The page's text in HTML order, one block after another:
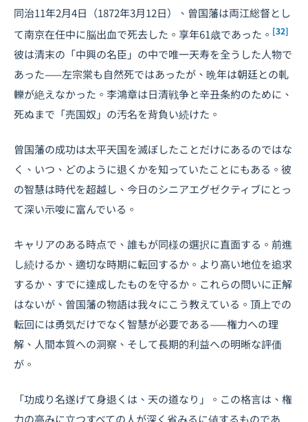
同治11年2月4日（1872年3月12日）、曾国藩は両江総督とし
て南京在任中に脳出血で死去した。享年61歳であった。 [32]
彼は清末の「中興の名臣」の中で唯一天寿を全うした人物で
あった——左宗棠も自然死ではあったが、晩年は朝廷との軋
轢が絶えなかった。李鴻章は日清戦争と辛丑条約のために、
死ぬまで「売国奴」の汚名を背負い続けた。
曾国藩の成功は太平天国を滅ぼしたことだけにあるのではな
く、いつ、どのように退くかを知っていたことにもある。彼
の智慧は時代を超越し、今日のシニアエグゼクティブにとっ
て深い示唆に富んでいる。
キャリアのある時点で、誰もが同様の選択に直面する。前進
し続けるか、適切な時期に転回するか。より高い地位を追求
するか、すでに達成したものを守るか。これらの問いに正解
はないが、曾国藩の物語は我々にこう教えている。頂上での
転回には勇気だけでなく智慧が必要である——権力への理
解、人間本質への洞察、そして長期的利益への明晰な評価
が。
「功成り名遂げて身退くは、天の道なり」。この格言は、権
力の高みに立つすべての人が深く省みるに値するものであ